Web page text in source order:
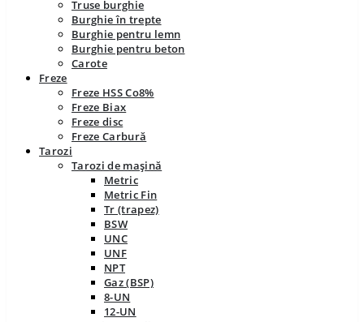
Truse burghie
Burghie în trepte
Burghie pentru lemn
Burghie pentru beton
Carote
Freze
Freze HSS Co8%
Freze Biax
Freze disc
Freze Carbură
Tarozi
Tarozi de mașină
Metric
Metric Fin
Tr (trapez)
BSW
UNC
UNF
NPT
Gaz (BSP)
8-UN
12-UN